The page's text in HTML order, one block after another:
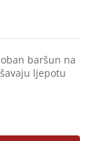
baršun na
ljepotu